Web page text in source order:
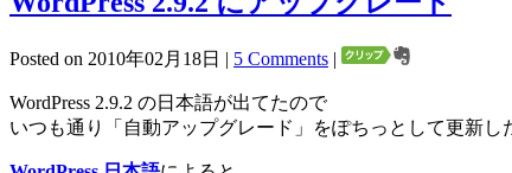
Posted on 2010年02月18日 | 5 Comments |
WordPress 2.9.2 の日本語が出てたので
いつも通り「自動アップグレード」をぽちっとして更新し